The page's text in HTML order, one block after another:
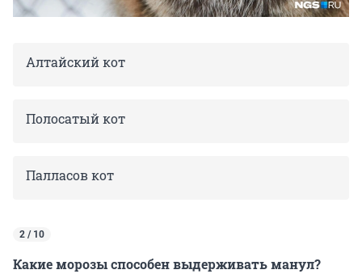
Алтайский кот
Полосатый кот
Палласов кот
2 / 10
Какие морозы способен выдерживать манул?